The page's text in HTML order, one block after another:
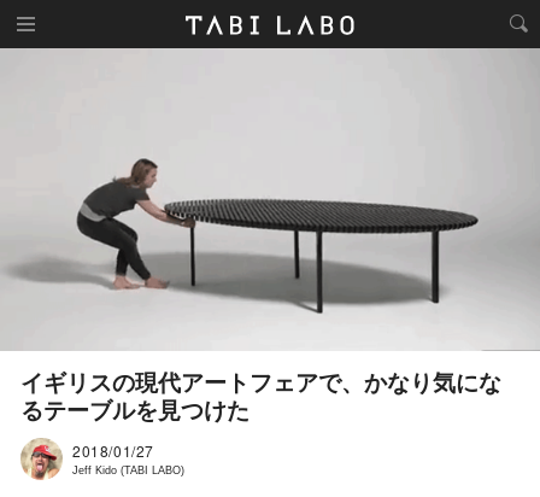
イギリスの現代アートフェアで、かなり気にな
るテーブルを見つけた
2018/01/27
Jeff Kido (TABI LABO)